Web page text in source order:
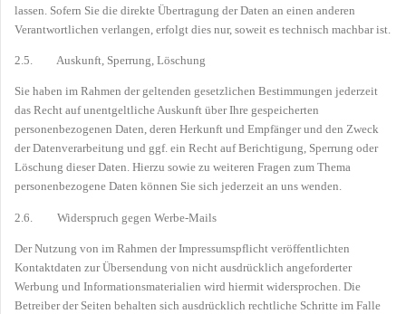
lassen. Sofern Sie die direkte Übertragung der Daten an einen anderen
Verantwortlichen verlangen, erfolgt dies nur, soweit es technisch machbar ist.
2.5. Auskunft, Sperrung, Löschung
Sie haben im Rahmen der geltenden gesetzlichen Bestimmungen jederzeit
das Recht auf unentgeltliche Auskunft über Ihre gespeicherten
personenbezogenen Daten, deren Herkunft und Empfänger und den Zweck
der Datenverarbeitung und ggf. ein Recht auf Berichtigung, Sperrung oder
Löschung dieser Daten. Hierzu sowie zu weiteren Fragen zum Thema
personenbezogene Daten können Sie sich jederzeit an uns wenden.
2.6. Widerspruch gegen Werbe-Mails
Der Nutzung von im Rahmen der Impressumspflicht veröffentlichten
Kontaktdaten zur Übersendung von nicht ausdrücklich angeforderter
Werbung und Informationsmaterialien wird hiermit widersprochen. Die
Betreiber der Seiten behalten sich ausdrücklich rechtliche Schritte im Falle